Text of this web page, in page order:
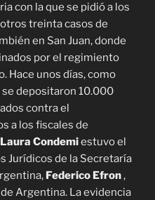
con la que se pidió a los
treinta casos de
en San Juan, donde
por el regimiento
Hace unos días, como
depositaron 10.000
contra el
a los fiscales de
Laura Condemiestuvo el
Jurídicos de la Secretaría
Federico Efron,
Argentina. La evidencia